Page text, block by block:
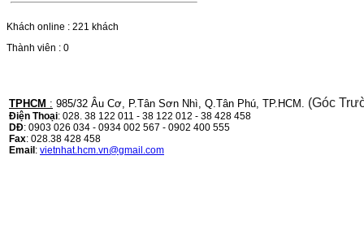
HỘP MỰC CANON CRG-070 CHO DÒNG
MÁY LBP 243/MF 461DW MÃ HỘP MỰC:–
Hộp mực Canon CRG-070– Loại mực: Mực
in laser trắng đenSỬ DỤNG CHO MÁY IN:–
Khách online : 221 khách
Thành viên : 0
TPHCM : 985/32 Âu Cơ, P.Tân Sơn Nhì, Q.Tân Phú, TP.HCM. (Góc
Điện Thoại: 028. 38 122 011 - 38 122 012 - 38 428 458
DĐ: 0903 026 034 - 0934 002 567 - 0902 400 555
Fax: 028.38 428 458
Email: vietnhat.hcm.vn@gmail.com